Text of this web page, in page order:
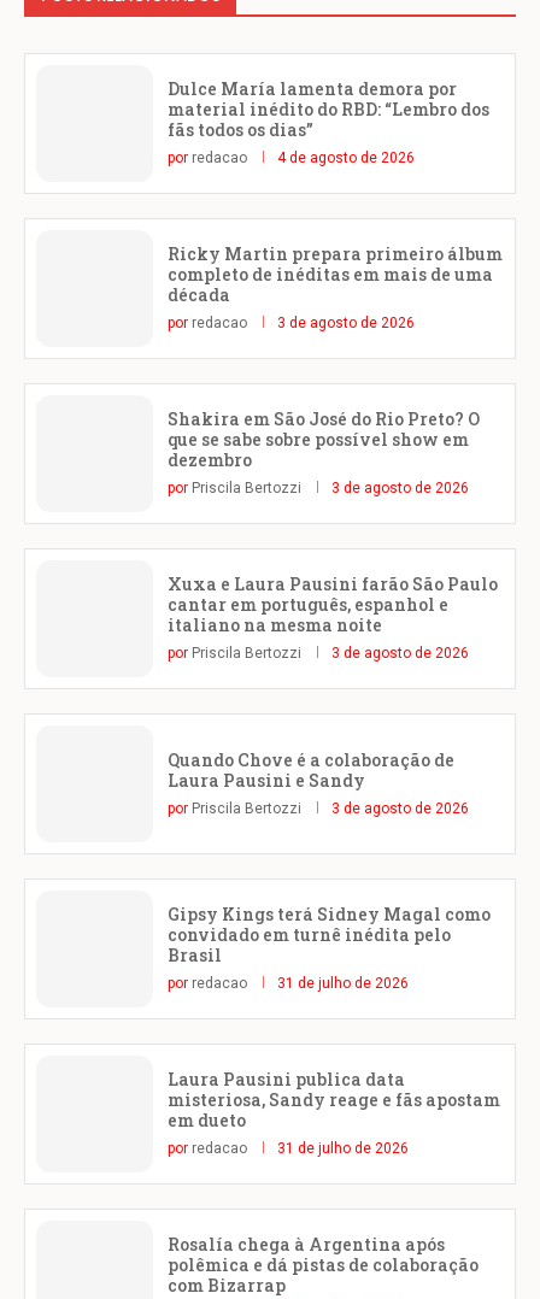
Dulce María lamenta demora por
material inédito do RBD: “Lembro dos
fãs todos os dias”
por redacao 4 de agosto de 2026
Ricky Martin prepara primeiro álbum
completo de inéditas em mais de uma
década
por redacao 3 de agosto de 2026
Shakira em São José do Rio Preto? O
que se sabe sobre possível show em
dezembro
por Priscila Bertozzi 3 de agosto de 2026
Xuxa e Laura Pausini farão São Paulo
cantar em português, espanhol e
italiano na mesma noite
por Priscila Bertozzi 3 de agosto de 2026
Quando Chove é a colaboração de
Laura Pausini e Sandy
por Priscila Bertozzi 3 de agosto de 2026
Gipsy Kings terá Sidney Magal como
convidado em turnê inédita pelo
Brasil
por redacao 31 de julho de 2026
Laura Pausini publica data
misteriosa, Sandy reage e fãs apostam
em dueto
por redacao 31 de julho de 2026
Rosalía chega à Argentina após
polêmica e dá pistas de colaboração
com Bizarrap